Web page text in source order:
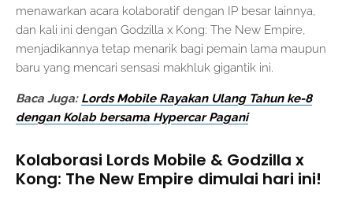
menawarkan acara kolaboratif dengan IP besar lainnya,
dan kali ini dengan Godzilla x Kong: The New Empire,
menjadikannya tetap menarik bagi pemain lama maupun
baru yang mencari sensasi makhluk gigantik ini.
Baca Juga: Lords Mobile Rayakan Ulang Tahun ke-8
dengan Kolab bersama Hypercar Pagani
Kolaborasi Lords Mobile & Godzilla x
Kong: The New Empire dimulai hari ini!